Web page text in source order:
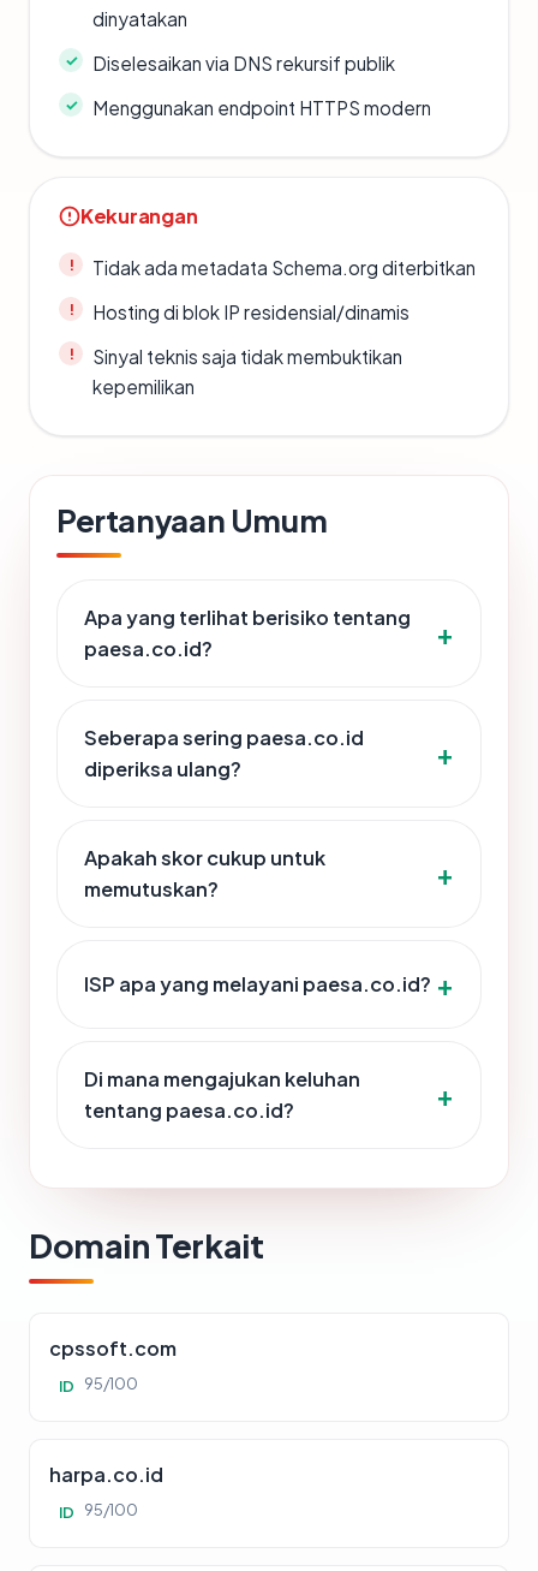
dinyatakan
Diselesaikan via DNS rekursif publik
Menggunakan endpoint HTTPS modern
Kekurangan
Tidak ada metadata Schema.org diterbitkan
Hosting di blok IP residensial/dinamis
Sinyal teknis saja tidak membuktikan
kepemilikan
Pertanyaan Umum
Apa yang terlihat berisiko tentang
paesa.co.id?
Seberapa sering paesa.co.id
diperiksa ulang?
Apakah skor cukup untuk
memutuskan?
ISP apa yang melayani paesa.co.id?
Di mana mengajukan keluhan
tentang paesa.co.id?
Domain Terkait
cpssoft.com
ID 95/100
harpa.co.id
ID 95/100